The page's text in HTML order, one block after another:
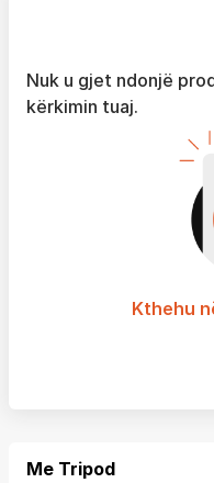
Nuk u gjet ndonjë
kërkimin tuaj.
Kthehu
Me Tripod